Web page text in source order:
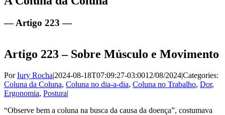
— Artigo 223 —
Artigo 223 – Sobre Músculo e Movimento
PorIury Rocha|2024-08-18T07:09:27-03:0012/08/2024|Categories:
Coluna da Coluna, Coluna no dia-a-dia, Coluna no Trabalho, Dor,
Ergonomia, Postura|
“Observe bem a coluna na busca da causa da doença”, costumava